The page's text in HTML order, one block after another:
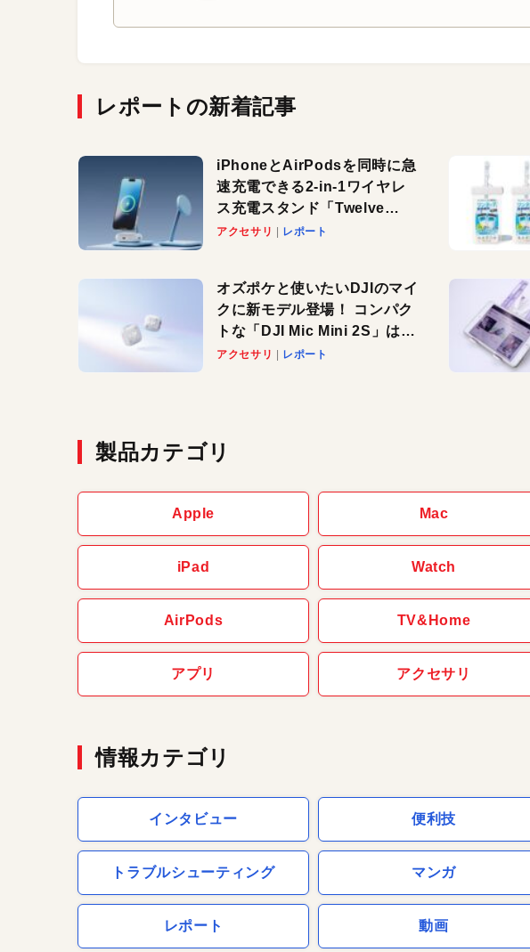
レポートの新着記事
iPhoneとAirPodsを同時に急
速充電できる2-in-1ワイヤレ
ス充電スタンド「Twelve
South HiRise 2 Deluxe」が
アクセサリ レポート
オズポケと使いたいDJIのマイ
クに新モデル登場！ コンパク
トな「DJI Mic Mini 2S」はAI
ノイキャンも搭載。屋外でも
アクセサリ レポート
製品カテゴリ
Apple Mac
iPad Watch
AirPods TV&Home
アプリ アクセサリ
情報カテゴリ
インタビュー 便利技
トラブルシューティング マンガ
レポート 動画